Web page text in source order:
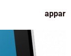
appar